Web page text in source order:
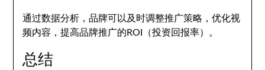
通过数据分析，品牌可以及时调整推广策略，优化视
频内容，提高品牌推广的ROI（投资回报率）。
总结